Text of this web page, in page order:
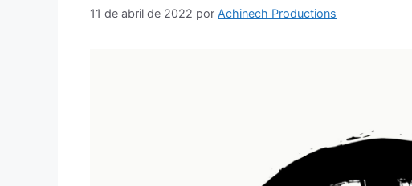
11 de abril de 2022 por Achinech Productions